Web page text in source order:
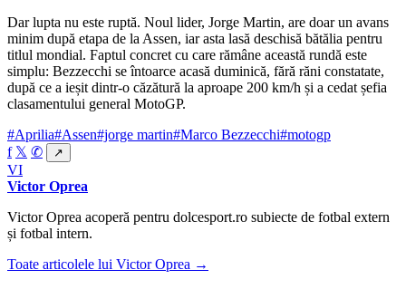
Dar lupta nu este ruptă. Noul lider, Jorge Martin, are doar un avans
minim după etapa de la Assen, iar asta lasă deschisă bătălia pentru
titlul mondial. Faptul concret cu care rămâne această rundă este
simplu: Bezzecchi se întoarce acasă duminică, fără răni constatate,
după ce a ieșit dintr-o căzătură la aproape 200 km/h și a cedat șefia
clasamentului general MotoGP.
#Aprilia#Assen#jorge martin#Marco Bezzecchi#motogp
f 𝕏 ✆ ↗
VI
Victor Oprea
Victor Oprea acoperă pentru dolcesport.ro subiecte de fotbal extern
și fotbal intern.
Toate articolele lui Victor Oprea →